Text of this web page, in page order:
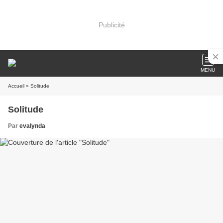
Publicité
MENU
Accueil » Solitude
Solitude
Par evalynda